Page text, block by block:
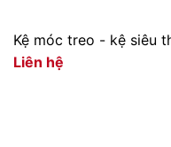
Kệ móc treo - kệ siêu
Liên hệ